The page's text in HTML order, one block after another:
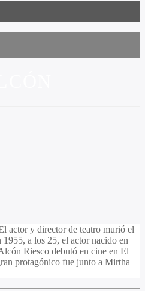
actor y director de teatro murió el
a los 25, el actor nacido en
Riesco debutó en cine en El
protagónico fue junto a Mirtha